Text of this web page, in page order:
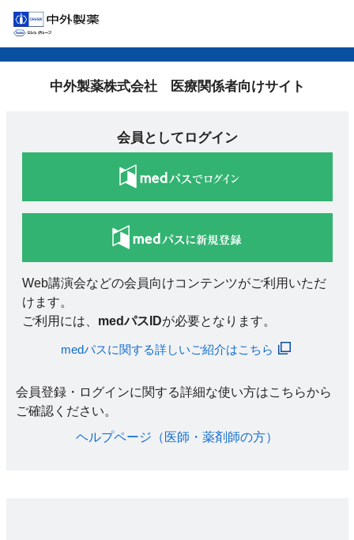
中外製薬株式会社 医療関係者向けサイト
会員としてログイン
Web講演会などの会員向けコンテンツがご利用いただ
けます。
ご利用には、 medパスIDが必要となります。
medパスに関する詳しいご紹介はこちら
会員登録・ログインに関する詳細な使い方はこちらから
ご確認ください。​
ヘルプページ（医師・薬剤師の方）​